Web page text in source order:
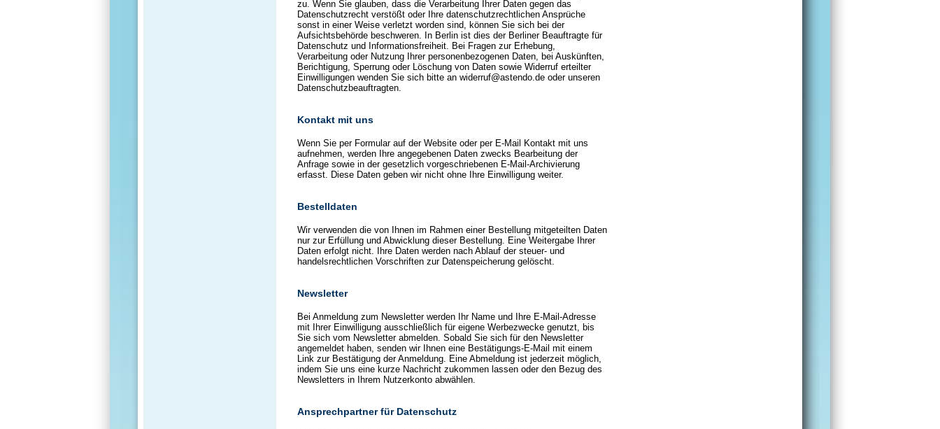
zu. Wenn Sie glauben, dass die Verarbeitung Ihrer Daten gegen das
Datenschutzrecht verstößt oder Ihre datenschutzrechtlichen Ansprüche
sonst in einer Weise verletzt worden sind, können Sie sich bei der
Aufsichtsbehörde beschweren. In Berlin ist dies der Berliner Beauftragte für
Datenschutz und Informationsfreiheit. Bei Fragen zur Erhebung,
Verarbeitung oder Nutzung Ihrer personenbezogenen Daten, bei Auskünften,
Berichtigung, Sperrung oder Löschung von Daten sowie Widerruf erteilter
Einwilligungen wenden Sie sich bitte an widerruf@astendo.de oder unseren
Datenschutzbeauftragten.
Kontakt mit uns
Wenn Sie per Formular auf der Website oder per E-Mail Kontakt mit uns
aufnehmen, werden Ihre angegebenen Daten zwecks Bearbeitung der
Anfrage sowie in der gesetzlich vorgeschriebenen E-Mail-Archivierung
erfasst. Diese Daten geben wir nicht ohne Ihre Einwilligung weiter.
Bestelldaten
Wir verwenden die von Ihnen im Rahmen einer Bestellung mitgeteilten Daten
nur zur Erfüllung und Abwicklung dieser Bestellung. Eine Weitergabe Ihrer
Daten erfolgt nicht. Ihre Daten werden nach Ablauf der steuer- und
handelsrechtlichen Vorschriften zur Datenspeicherung gelöscht.
Newsletter
Bei Anmeldung zum Newsletter werden Ihr Name und Ihre E-Mail-Adresse
mit Ihrer Einwilligung ausschließlich für eigene Werbezwecke genutzt, bis
Sie sich vom Newsletter abmelden. Sobald Sie sich für den Newsletter
angemeldet haben, senden wir Ihnen eine Bestätigungs-E-Mail mit einem
Link zur Bestätigung der Anmeldung. Eine Abmeldung ist jederzeit möglich,
indem Sie uns eine kurze Nachricht zukommen lassen oder den Bezug des
Newsletters in Ihrem Nutzerkonto abwählen.
Ansprechpartner für Datenschutz